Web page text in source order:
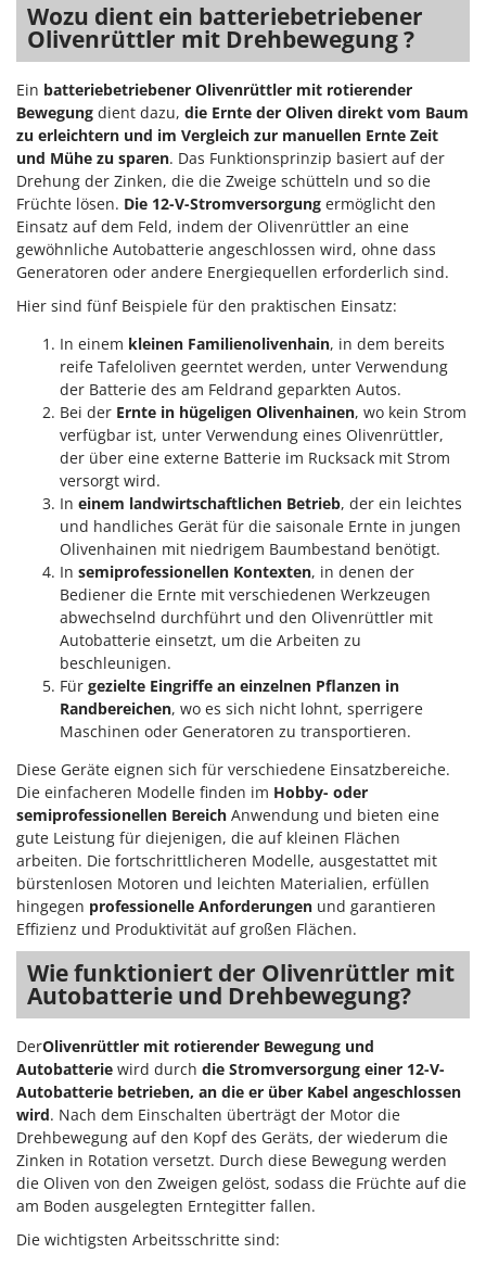
Wozu dient ein batteriebetriebener
Olivenrüttler mit Drehbewegung?
Ein batteriebetriebener Olivenrüttler mit rotierender
Bewegung dient dazu, die Ernte der Oliven direkt vom Baum
zu erleichtern und im Vergleich zur manuellen Ernte Zeit
und Mühe zu sparen. Das Funktionsprinzip basiert auf der
Drehung der Zinken, die die Zweige schütteln und so die
Früchte lösen. Die 12-V-Stromversorgung ermöglicht den
Einsatz auf dem Feld, indem der Olivenrüttler an eine
gewöhnliche Autobatterie angeschlossen wird, ohne dass
Generatoren oder andere Energiequellen erforderlich sind.
Hier sind fünf Beispiele für den praktischen Einsatz:
In einem kleinen Familienolivenhain, in dem bereits
reife Tafeloliven geerntet werden, unter Verwendung
der Batterie des am Feldrand geparkten Autos.
Bei der Ernte in hügeligen Olivenhainen, wo kein Strom
verfügbar ist, unter Verwendung eines Olivenrüttler,
der über eine externe Batterie im Rucksack mit Strom
versorgt wird.
In einem landwirtschaftlichen Betrieb, der ein leichtes
und handliches Gerät für die saisonale Ernte in jungen
Olivenhainen mit niedrigem Baumbestand benötigt.
In semiprofessionellen Kontexten, in denen der
Bediener die Ernte mit verschiedenen Werkzeugen
abwechselnd durchführt und den Olivenrüttler mit
Autobatterie einsetzt, um die Arbeiten zu
beschleunigen.
Für gezielte Eingriffe an einzelnen Pflanzen in
Randbereichen, wo es sich nicht lohnt, sperrigere
Maschinen oder Generatoren zu transportieren.
Diese Geräte eignen sich für verschiedene Einsatzbereiche.
Die einfacheren Modelle finden im Hobby- oder
semiprofessionellen Bereich Anwendung und bieten eine
gute Leistung für diejenigen, die auf kleinen Flächen
arbeiten. Die fortschrittlicheren Modelle, ausgestattet mit
bürstenlosen Motoren und leichten Materialien, erfüllen
hingegen professionelle Anforderungen und garantieren
Effizienz und Produktivität auf großen Flächen.
Wie funktioniert der Olivenrüttler mit
Autobatterie und Drehbewegung?
DerOlivenrüttler mit rotierender Bewegung und
Autobatterie wird durch die Stromversorgung einer 12-V-
Autobatterie betrieben, an die er über Kabel angeschlossen
wird. Nach dem Einschalten überträgt der Motor die
Drehbewegung auf den Kopf des Geräts, der wiederum die
Zinken in Rotation versetzt. Durch diese Bewegung werden
die Oliven von den Zweigen gelöst, sodass die Früchte auf die
am Boden ausgelegten Erntegitter fallen.
Die wichtigsten Arbeitsschritte sind: